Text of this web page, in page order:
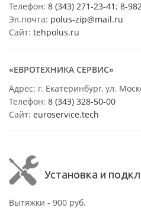
Телефон: 8 (343) 271-23-41 ; 8-
Эл.почта: polus-zip@mail.ru
Сайт: tehpolus.ru
«ЕВРОТЕХНИКА СЕРВИС»
Адрес: г. Екатеринбург, ул.
Телефон: 8 (343) 328-50-00
Сайт: euroservice.tech
Установка и
Вытяжки - 900 руб.